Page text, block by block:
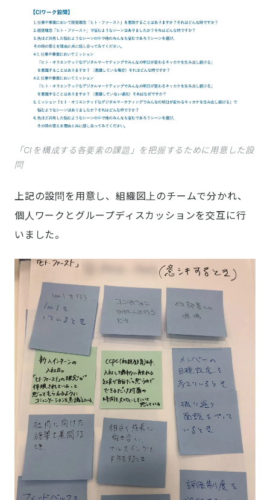
「CIを構成する各要素の課題」を把握するために用意した設
問
上記の設問を用意し、組織図上のチームで分かれ、
個人ワークとグループディスカッションを交互に行
いました。